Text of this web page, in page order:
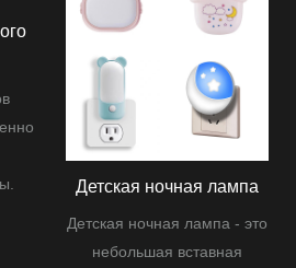
Детская ночная лампа
Детская ночная лампа - это
небольшая вставная